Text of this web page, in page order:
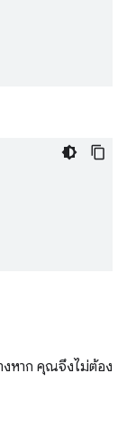
หาก คุณจึงไม่ต้อง